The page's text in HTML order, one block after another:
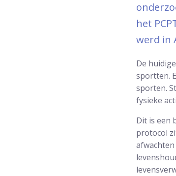
het
werd in
De
sportten.
sporten.
fysieke
Dit is een
protocol